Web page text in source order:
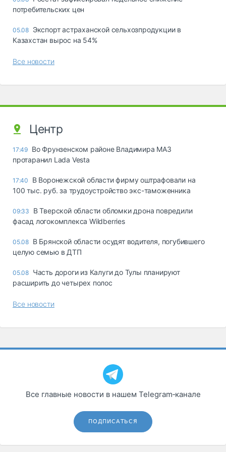
потребительских цен
05.08 Экспорт астраханской сельхозпродукции в
Казахстан вырос на 54%
Все новости
Центр
17:49 Во Фрунзенском районе Владимира МАЗ
протаранил Lada Vesta
17:40
В Воронежской области фирму оштрафовали на
100 тыс. руб. за трудоустройство экс-таможенника
09:33
В Тверской области обломки дрона повредили
фасад логокомплекса Wildberries
05.08 В Брянской области осудят водителя, погубившего
целую семью в ДТП
05.08 Часть дороги из Калуги до Тулы планируют
расширить до четырех полос
Все новости
Все главные новости в нашем Telegram‑канале
ПОДПИСАТЬСЯ